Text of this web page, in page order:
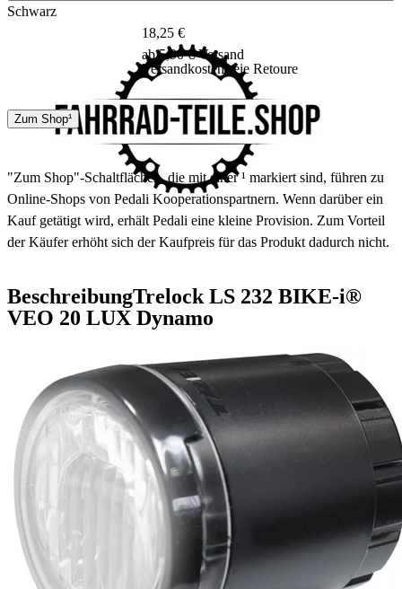
Schwarz
DHL
GLS
3 - 5 Tage
18,25 €
ab 5,90 € Versand
Versandkostenfreie Retoure
Zum Shop¹
"Zum Shop"-Schaltflächen, die mit einer ¹ markiert sind, führen zu
Online-Shops von Pedali Kooperationspartnern. Wenn darüber ein
Kauf getätigt wird, erhält Pedali eine kleine Provision. Zum Vorteil
der Käufer erhöht sich der Kaufpreis für das Produkt dadurch nicht.
BeschreibungTrelock LS 232 BIKE-i®
VEO 20 LUX Dynamo